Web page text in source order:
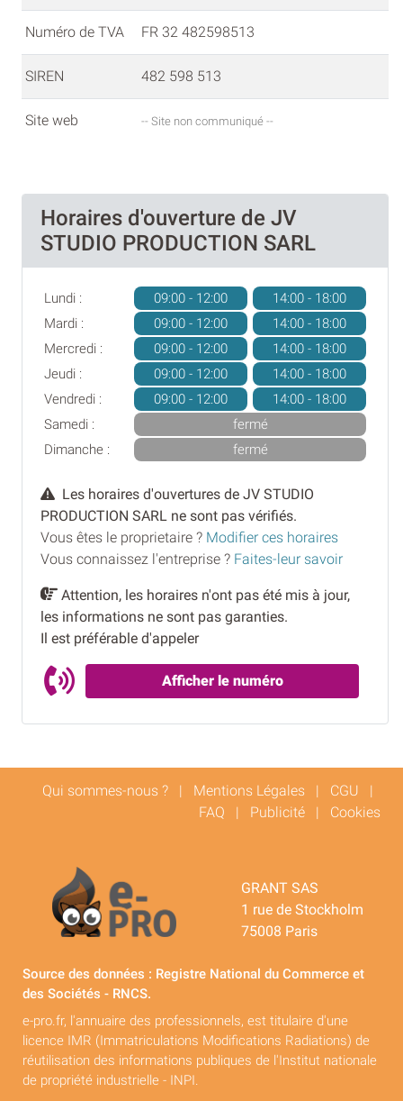
Numéro de TVA FR 32 482598513
SIREN 482 598 513
Site web -- Site non communiqué --
Horaires d'ouverture de JV
STUDIO PRODUCTION SARL
Lundi : 09:00 - 12:00
14:00 - 18:00
Mardi :
09:00 - 12:00
14:00 - 18:00
Mercredi :
09:00 - 12:00
14:00 - 18:00
Jeudi :
09:00 - 12:00
14:00 - 18:00
Vendredi :
09:00 - 12:00
14:00 - 18:00
Samedi :
fermé
Dimanche :
fermé
Les horaires d'ouvertures de JV STUDIO
PRODUCTION SARL ne sont pas vérifiés.
Vous êtes le proprietaire ? Modifier ces horaires
Vous connaissez l'entreprise ? Faites-leur savoir
Attention, les horaires n'ont pas été mis à jour,
les informations ne sont pas garanties.
Il est préférable d'appeler
Afficher le numéro
Qui sommes-nous ? | Mentions Légales | CGU |
FAQ | Publicité | Cookies
GRANT SAS
1 rue de Stockholm
75008 Paris
Source des données : Registre National du Commerce et
des Sociétés - RNCS.
e-pro.fr, l'annuaire des professionnels, est titulaire d'une
licence IMR (Immatriculations Modifications Radiations) de
réutilisation des informations publiques de l'Institut nationale
de propriété industrielle - INPI.